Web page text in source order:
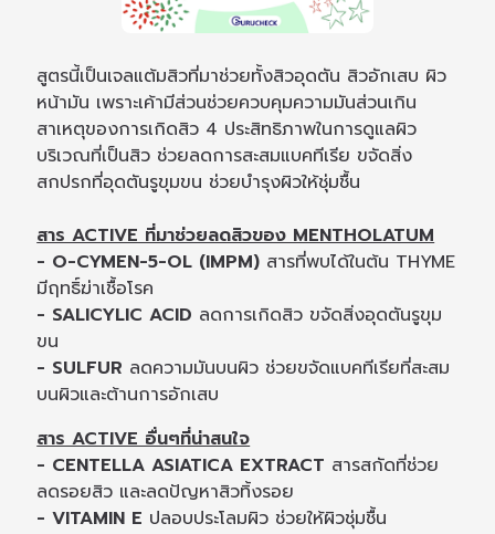
สูตรนี้เป็นเจลแต้มสิวที่มาช่วยทั้งสิวอุดตัน สิวอักเสบ ผิว
หน้ามัน เพราะเค้ามีส่วนช่วยควบคุมความมันส่วนเกิน
สาเหตุของการเกิดสิว 4 ประสิทธิภาพในการดูแลผิว
บริเวณที่เป็นสิว ช่วยลดการสะสมแบคทีเรีย ขจัดสิ่ง
สกปรกที่อุดตันรูขุมขน ช่วยบำรุงผิวให้ชุ่มชื้น
สาร ACTIVE ที่มาช่วยลดสิวของ MENTHOLATUM
- O-CYMEN-5-OL (IMPM) สารที่พบได้ในต้น THYME
มีฤทธิ์ฆ่าเชื้อโรค
- SALICYLIC ACID ลดการเกิดสิว ขจัดสิ่งอุดตันรูขุม
ขน
- SULFUR ลดความมันบนผิว ช่วยขจัดแบคทีเรียที่สะสม
บนผิวและต้านการอักเสบ
สาร ACTIVE อื่นๆที่น่าสนใจ
- CENTELLA ASIATICA EXTRACT สารสกัดที่ช่วย
ลดรอยสิว และลดปัญหาสิวทิ้งรอย
- VITAMIN E ปลอบประโลมผิว ช่วยให้ผิวชุ่มชื้น